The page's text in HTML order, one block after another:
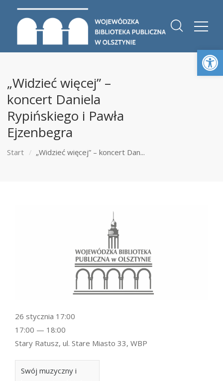
„Widzieć więcej” –
koncert Daniela
Rypińskiego i Pawła
Ejzenbegra
Start „Widzieć więcej” – koncert Dan...
Swój muzyczny i
26 stycznia 17:00
17:00 — 18:00
Stary Ratusz, ul. Stare Miasto 33, WBP